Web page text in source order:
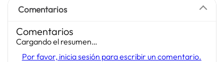
Comentarios
Comentarios
Cargando el resumen…
Por favor, inicia sesión para escribir un comentario.